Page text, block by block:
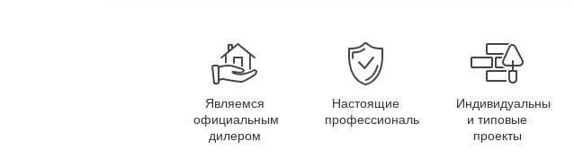
Являемся
официальным
дилером
Настоящие
профессионалы
Индивидуальные
и типовые
проекты